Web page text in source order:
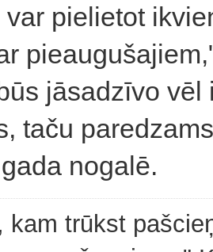
var pielietot
jāsadzīvo
taču
nogalē.
kam trūkst